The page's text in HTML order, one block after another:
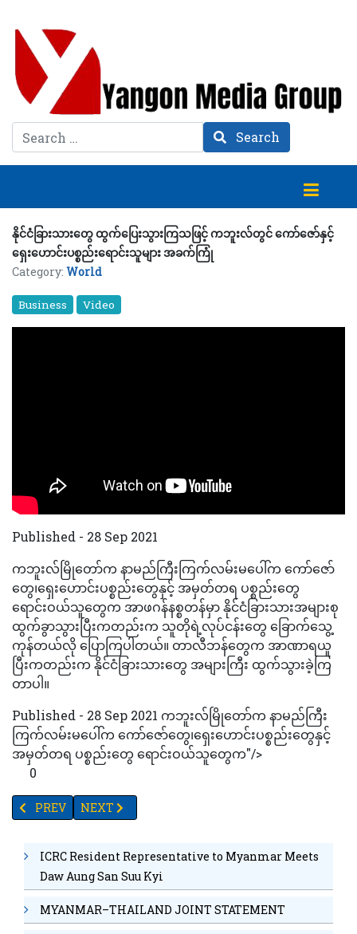
Search Search
နိုင်ငံခြားသားတွေ ထွက်ပြေးသွားကြသဖြင့် ကဘူးလ်တွင် ကော်ဇော်နှင့်
ရှေးဟောင်းပစ္စည်းရောင်းသူများ အခက်ကြုံ
Category: World
Business Video
Published - 28 Sep 2021
ကဘူးလ်မြိုတော်က နာမည်ကြီးကြက်လမ်းမပေါ်က ကော်ဇော်
တွေ၊ရှေးဟောင်းပစ္စည်းတွေနှင့် အမှတ်တရ ပစ္စည်းတွေ
ရောင်းဝယ်သူတွေက အာဖဂန်နစ္စတန်မှာ နိုင်ငံခြားသားအများစု
ထွက်ခွာသွားပြီးကတည်းက သူတိုရဲ့လုပ်ငန်းတွေ ခြောက်သွေ့
ကုန်တယ်လို‌ ပြောကြပါတယ်။ တာလီဘန်တွေက အာဏာရယူ
ပြီးကတည်းက နိုင်ငံခြားသားတွေ အများကြီး ထွက်သွားခဲ့ကြ
တာပါ။
Published - 28 Sep 2021 ကဘူးလ်မြိုတော်က နာမည်ကြီး
ကြက်လမ်းမပေါ်က ကော်ဇော်တွေ၊ရှေးဟောင်းပစ္စည်းတွေနှင့်
အမှတ်တရ ပစ္စည်းတွေ ရောင်းဝယ်သူတွေက"/>
0
PREVIOUS ARTICLE: ဂျိမ်းစ်းဘွန်းရုပ်ရှင် ဇာတ်ကားသစ် NO
PREV NEXT ARTICLE: အစ္စရေးထုတ် ဆိုနိုဗီးယား ပိတ်စ
NEXT
ICRC Resident Representative to Myanmar Meets
Daw Aung San Suu Kyi
MYANMAR–THAILAND JOINT STATEMENT